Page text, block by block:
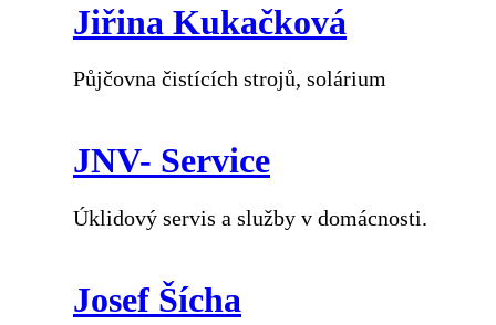
Jiřina Kukačková
Půjčovna čistících strojů, solárium
JNV- Service
Úklidový servis a služby v domácnosti.
Josef Šícha